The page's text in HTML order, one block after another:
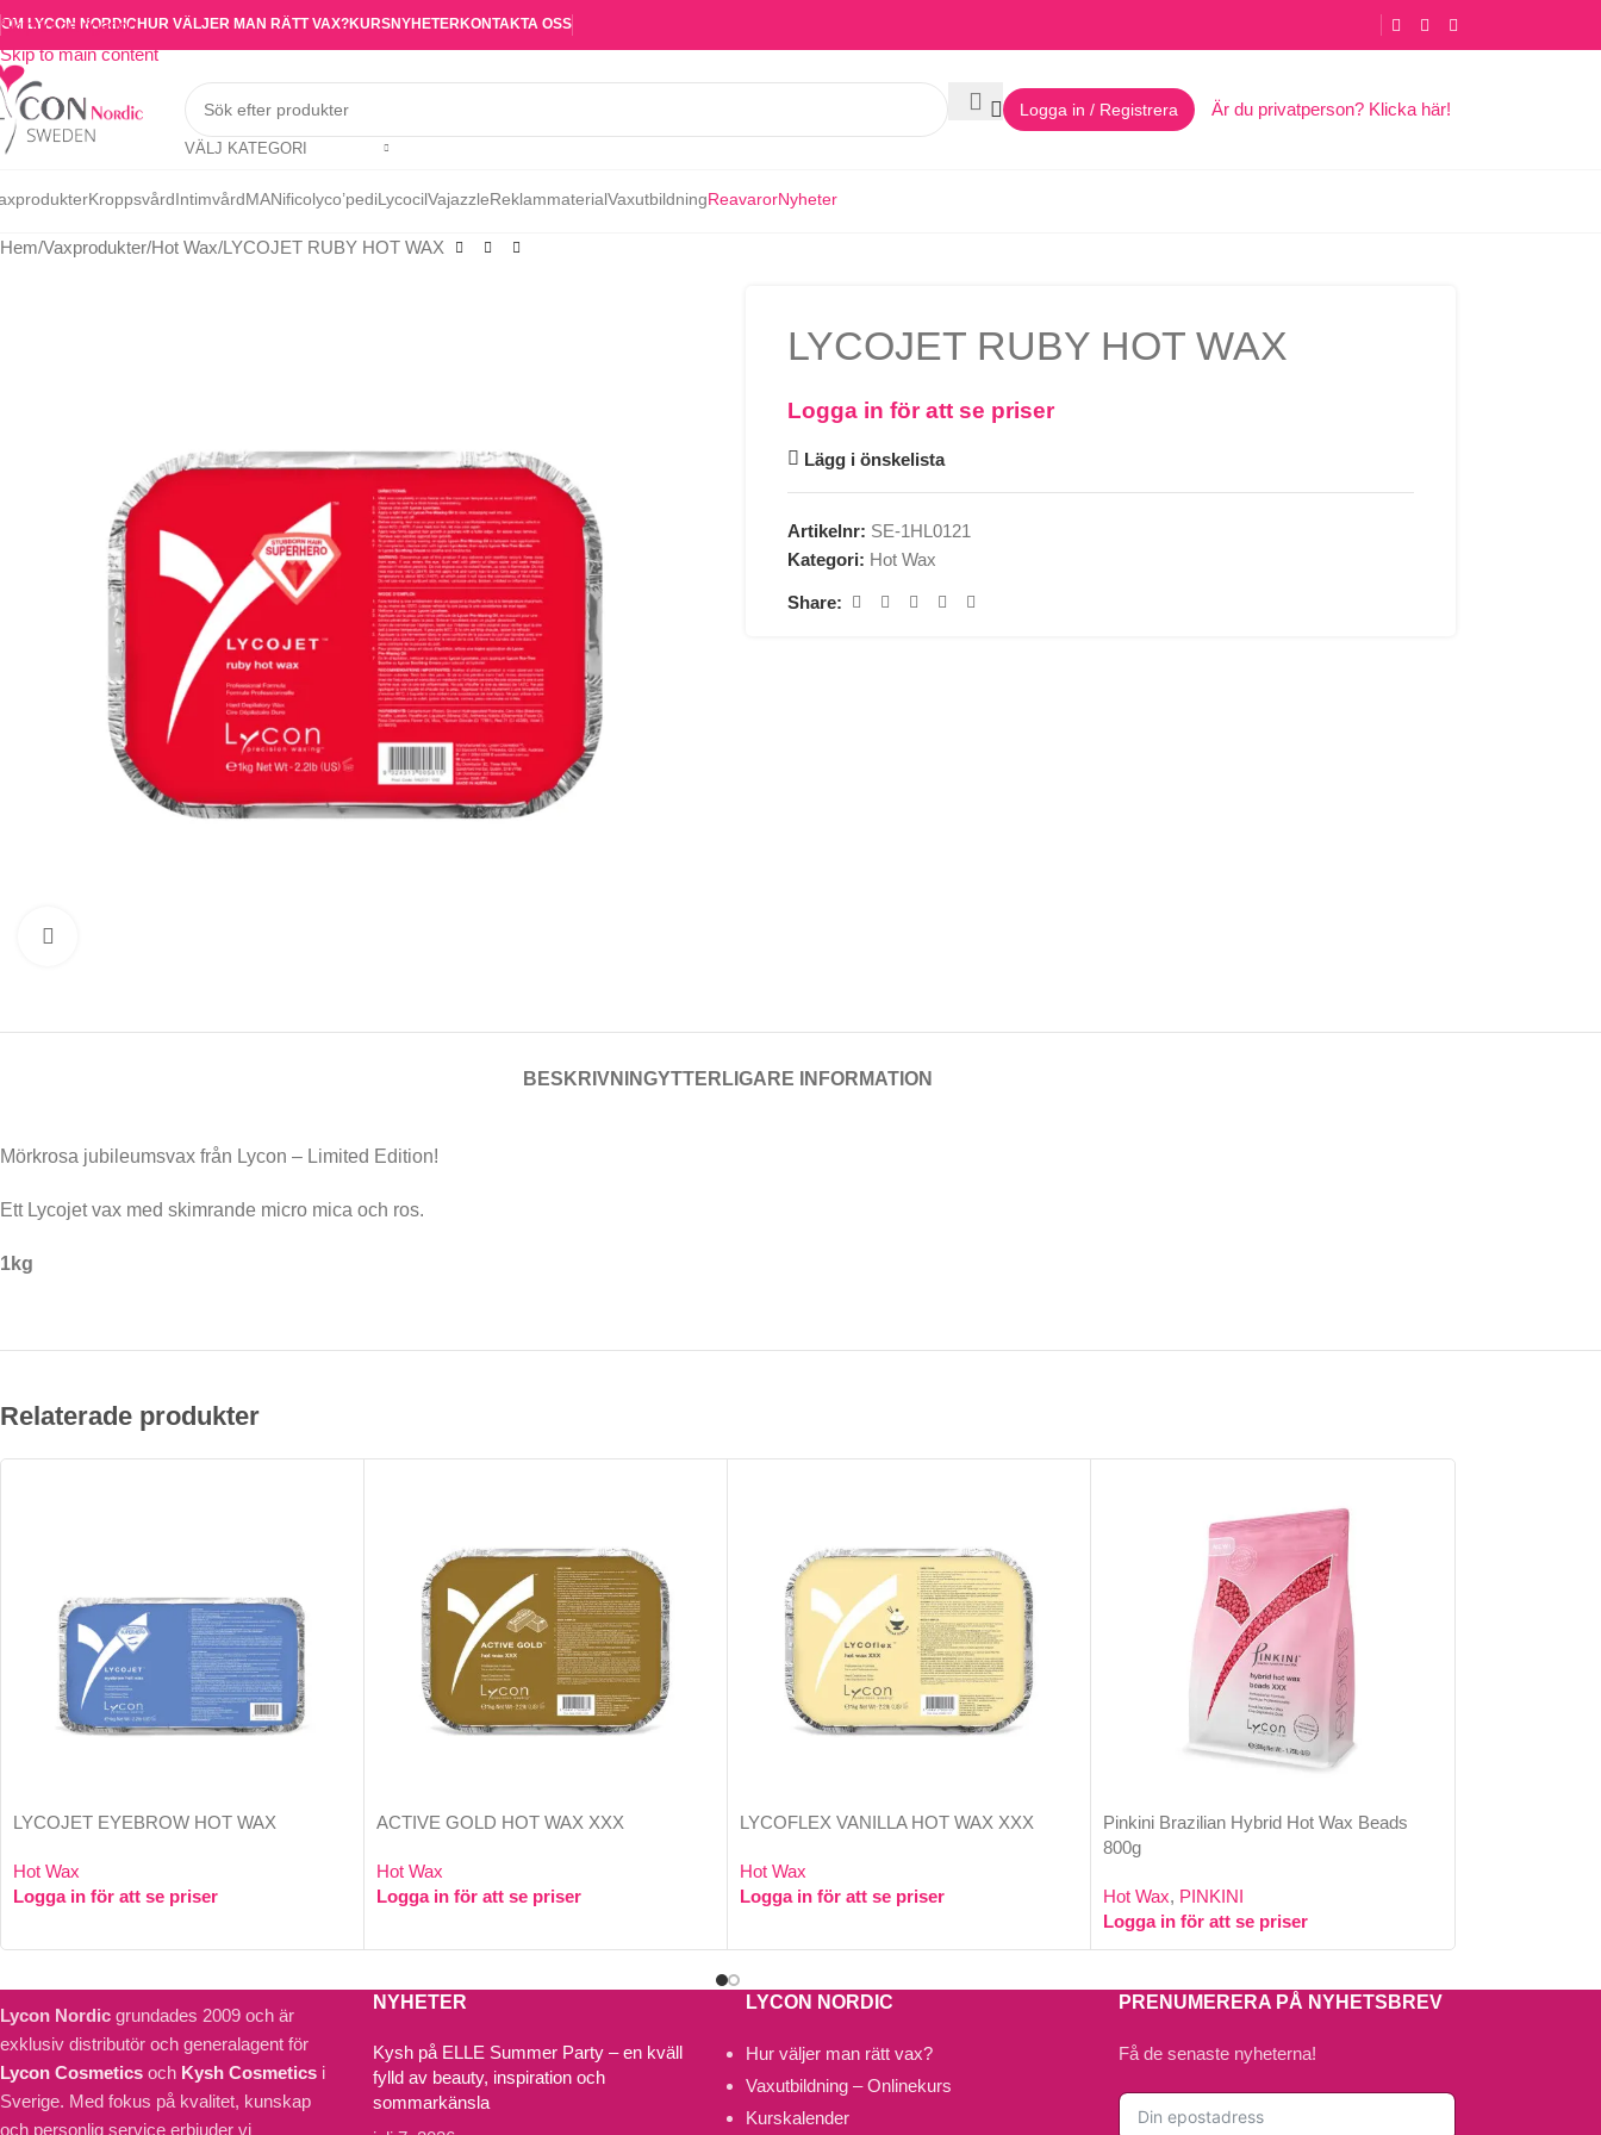
Skip to navigation
Skip to main content
OM LYCON NORDICHUR VÄLJER MAN RÄTT VAX?KURSNYHETERKONTAKTA OSS
VÄLJ KATEGORI
Logga in / Registrera Är du privatperson? Klicka här!
KroppsvårdIntimvårdMANificolyco’pediLycocilVajazzleReklammaterialVaxutbildningReavarorNyheter
Hem Vaxprodukter Hot Wax LYCOJET RUBY HOT WAX
LYCOJET RUBY HOT WAX
Logga in för att se priser
Lägg i önskelista
Artikelnr: SE-1HL0121
Kategori: Hot Wax
Share:
BESKRIVNINGYTTERLIGARE INFORMATION
Mörkrosa jubileumsvax från Lycon – Limited Edition!
Ett Lycojet vax med skimrande micro mica och ros.
1kg
Relaterade produkter
LYCOJET EYEBROW HOT WAX
Hot Wax
Logga in för att se priser
ACTIVE GOLD HOT WAX XXX
Hot Wax
Logga in för att se priser
LYCOFLEX VANILLA HOT WAX XXX
Hot Wax
Logga in för att se priser
Pinkini Brazilian Hybrid Hot Wax Beads
800g
Hot Wax, PINKINI
Logga in för att se priser
Lycon Nordic grundades 2009 och är
exklusiv distributör och generalagent för
Lycon Cosmetics och Kysh Cosmetics i
Sverige. Med fokus på kvalitet, kunskap
och personlig service erbjuder vi
NYHETER
Kysh på ELLE Summer Party – en kväll
fylld av beauty, inspiration och
sommarkänsla
LYCON NORDIC
Hur väljer man rätt vax?
Vaxutbildning – Onlinekurs
Kurskalender
PRENUMERERA PÅ NYHETSBREV
Få de senaste nyheterna!